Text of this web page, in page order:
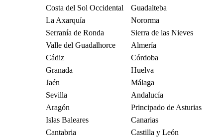
Costa del Sol Occidental
Guadalteba
La Axarquía
Nororma
Serranía de Ronda
Sierra de las Nieves
Valle del Guadalhorce
Almería
Cádiz
Córdoba
Granada
Huelva
Jaén
Málaga
Sevilla
Andalucía
Aragón
Principado de Asturias
Islas Baleares
Canarias
Cantabria
Castilla y León